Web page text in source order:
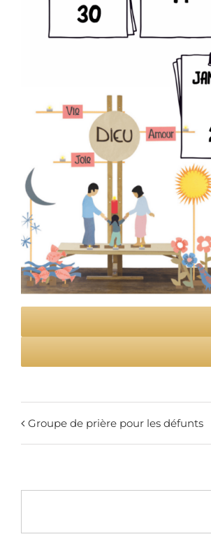
Groupe de prière pour les défunts